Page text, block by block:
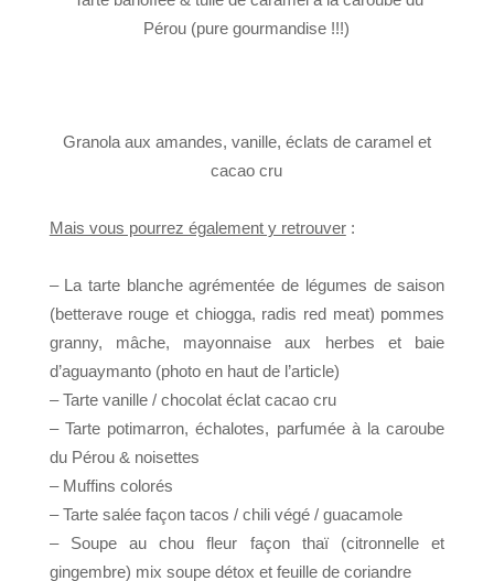
Pérou (pure gourmandise !!!)
Granola aux amandes, vanille, éclats de caramel et
cacao cru
Mais vous pourrez également y retrouver:
– La tarte blanche agrémentée de légumes de saison
(betterave rouge et chiogga, radis red meat) pommes
granny, mâche, mayonnaise aux herbes et baie
d’aguaymanto (photo en haut de l’article)
– Tarte vanille / chocolat éclat cacao cru
– Tarte potimarron, échalotes, parfumée à la caroube
du Pérou & noisettes
– Muffins colorés
– Tarte salée façon tacos / chili végé / guacamole
– Soupe au chou fleur façon thaï (citronnelle et
gingembre) mix soupe détox et feuille de coriandre